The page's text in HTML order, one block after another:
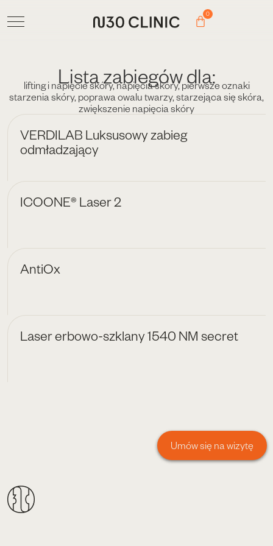
0
Lista zabiegów dla:
lifting i napięcie skóry,napięcia skóry,pierwsze oznaki
starzenia skóry, poprawa owalu twarzy,starzejąca się skóra,
zwiększenie napięcia skóry
VERDILAB Luksusowy zabieg
odmładzający
ICOONE® Laser 2
AntiOx
Laser erbowo-szklany 1540 NM secret
Umów się na wizytę